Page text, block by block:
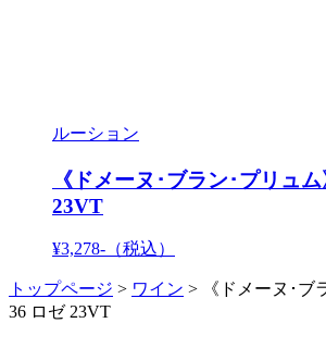
ルーション
《ドメーヌ･ブラン･プリュ
23VT
¥3,278- （税込）
トップページ > ワイン >
《ドメーヌ･ブ
36 ロゼ 23VT